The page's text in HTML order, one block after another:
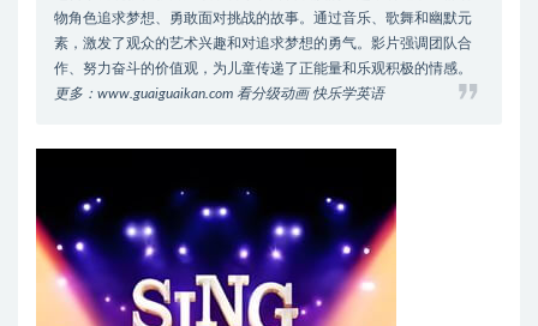
物角色追求梦想、勇敢面对挑战的故事。通过音乐、歌舞和幽默元
素，激发了观众的艺术兴趣和对追求梦想的勇气。影片强调团队合
作、努力奋斗的价值观，为儿童传递了正能量和乐观积极的情感。
更多：www.guaiguaikan.com 看分级动画 快乐学英语